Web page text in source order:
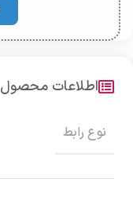
اطلاعات محصول
نوع رابط